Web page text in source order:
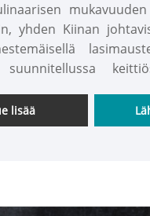
yhden Kiinan
ja tyylikkään
kuin pelkkä astia; se
lisää